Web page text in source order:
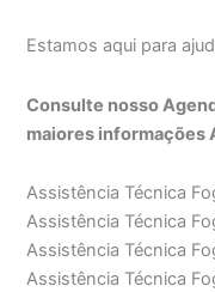
Estamos aqui para
Consulte nosso
maiores informações
Assistência Técnica
Assistência Técnica
Assistência Técnica
Assistência Técnica